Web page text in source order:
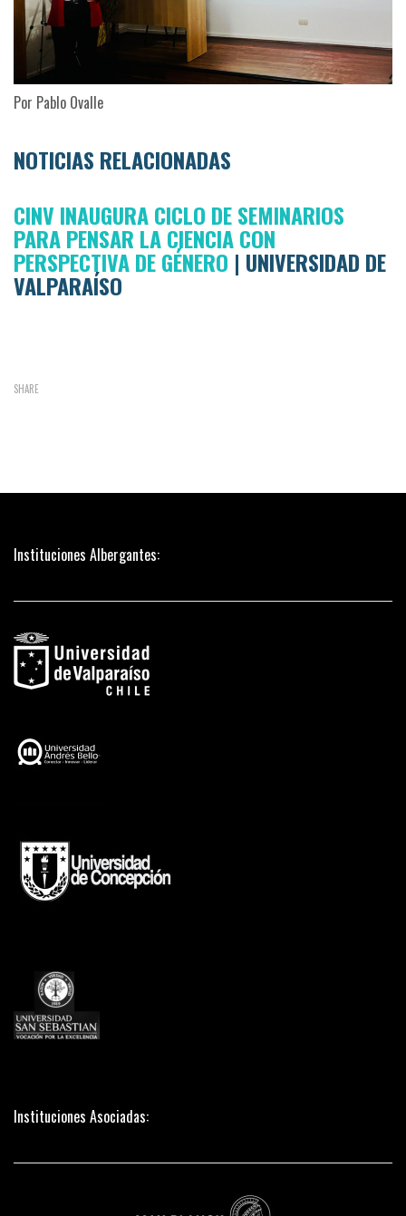
Por Pablo Ovalle
NOTICIAS RELACIONADAS
CINV INAUGURA CICLO DE SEMINARIOS
PARA PENSAR LA CIENCIA CON
PERSPECTIVA DE GÉNERO | UNIVERSIDAD DE
VALPARAÍSO
SHARE
Instituciones Albergantes:
Instituciones Asociadas: